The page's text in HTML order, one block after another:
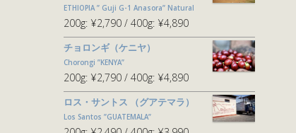
ETHIOPIA ” Guji G-1 Anasora” Natural
200g: ¥2,790 400g: ¥4,890
チョロンギ（ケニヤ）
Chorongi ”KENYA”
200g: ¥2,790 400g: ¥4,890
ロス・サントス （グアテマラ）
Los Santos ”GUATEMALA”